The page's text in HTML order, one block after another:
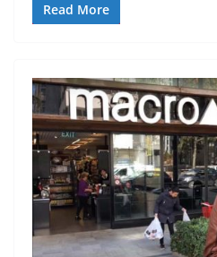
Read More